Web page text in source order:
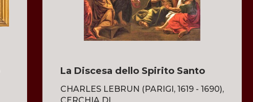
La Discesa dello Spirito Santo
CHARLES LEBRUN (PARIGI, 1619 - 1690),